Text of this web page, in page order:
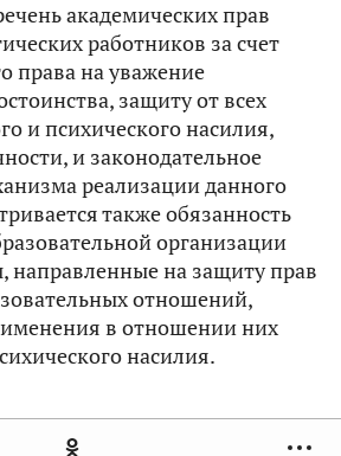
академических прав
работников за счет
права на уважение
защиту от всех
и психического насилия,
и законодательное
реализации данного
также обязанность
организации
направленные на защиту прав
отношений,
в отношении них
насилия.